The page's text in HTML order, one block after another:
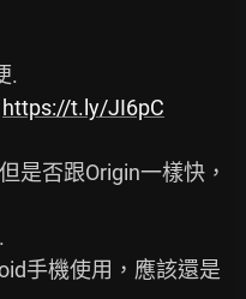
.
https://t.ly/JI6pC
是否跟Origin一樣快，
手機使用，應該還是